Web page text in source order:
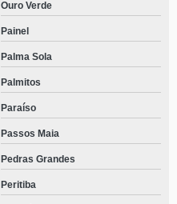
Ouro Verde
Painel
Palma Sola
Palmitos
Paraíso
Passos Maia
Pedras Grandes
Peritiba